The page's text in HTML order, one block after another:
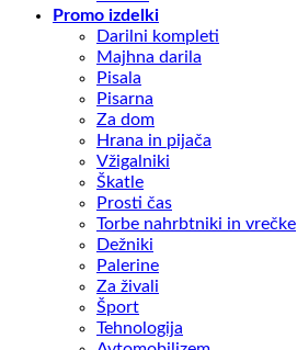
Promo izdelki
Darilni kompleti
Majhna darila
Pisala
Pisarna
Za dom
Hrana in pijača
Vžigalniki
Škatle
Prosti čas
Torbe nahrbtniki in vrečke
Dežniki
Palerine
Za živali
Šport
Tehnologija